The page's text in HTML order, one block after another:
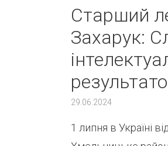
Старший
Захарук:
29.06.2024
1 липня в Україні